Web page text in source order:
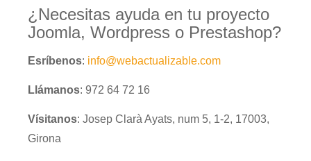
¿Necesitas ayuda en tu proyecto
Joomla, Wordpress o Prestashop?
Esríbenos: info@webactualizable.com
Llámanos: 972 64 72 16
Vísitanos: Josep Clarà Ayats, num 5, 1-2, 17003,
Girona